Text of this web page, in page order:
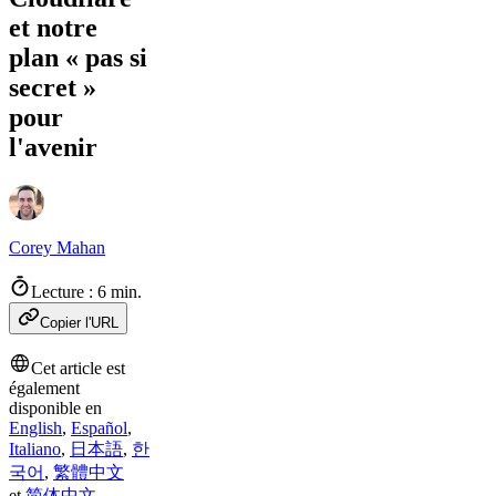
et notre
plan « pas si
secret »
pour
l'avenir
Corey Mahan
Lecture : 6 min.
Copier l'URL
Cet article est
également
disponible en
English, Español,
Italiano, 日本語, 한
국어 , 繁體中文